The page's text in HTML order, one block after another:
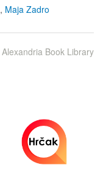
, Maja Zadro
Alexandria Book Library